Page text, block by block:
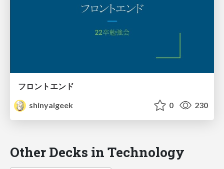
フロントエンド
shinyaigeek
0 230
Other Decks in Technology